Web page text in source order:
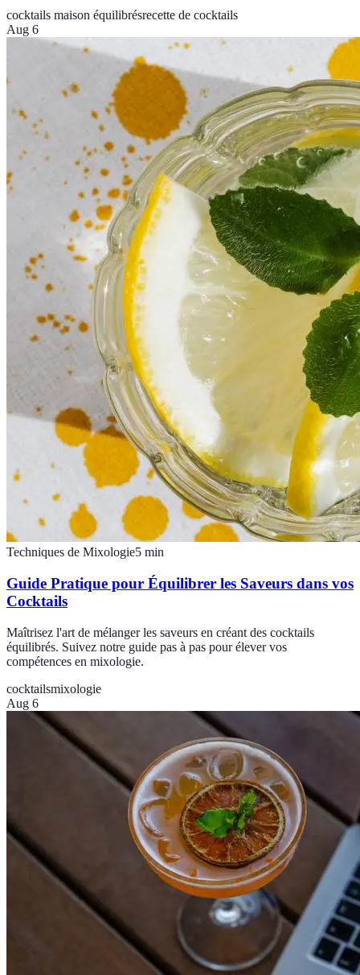
cocktails maison équilibrésrecette de cocktails
Aug 6
Techniques de Mixologie5 min
Guide Pratique pour Équilibrer les Saveurs dans vos
Cocktails
Maîtrisez l'art de mélanger les saveurs en créant des cocktails
équilibrés. Suivez notre guide pas à pas pour élever vos
compétences en mixologie.
cocktailsmixologie
Aug 6